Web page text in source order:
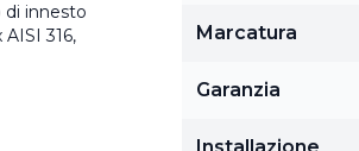
di innesto
316,
Marcatura
Garanzia